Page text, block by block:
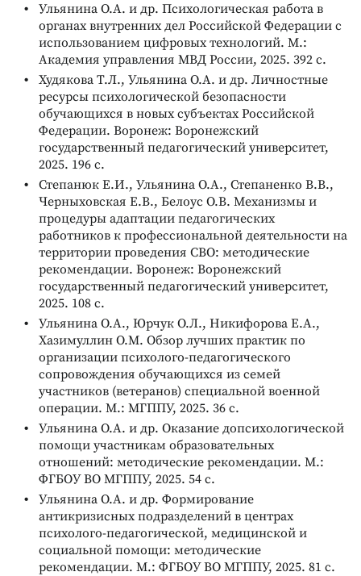
Ульянина О.А. и др. Психологическая работа в
органах внутренних дел Российской Федерации с
использованием цифровых технологий. М.:
Академия управления МВД России, 2025. 392 с.
Худякова Т.Л., Ульянина О.А. и др. Личностные
ресурсы психологической безопасности
обучающихся в новых субъектах Российской
Федерации. Воронеж: Воронежский
государственный педагогический университет,
2025. 196 с.
Степанюк Е.И., Ульянина О.А., Степаненко В.В.,
Черныховская Е.В., Белоус О.В. Механизмы и
процедуры адаптации педагогических
работников к профессиональной деятельности на
территории проведения СВО: методические
рекомендации. Воронеж: Воронежский
государственный педагогический университет,
2025. 108 с.
Ульянина О.А., Юрчук О.Л., Никифорова Е.А.,
Хазимуллин О.М. Обзор лучших практик по
организации психолого-педагогического
сопровождения обучающихся из семей
участников (ветеранов) специальной военной
операции. М.: МГППУ, 2025. 36 с.
Ульянина О.А. и др. Оказание допсихологической
помощи участникам образовательных
отношений: методические рекомендации. М.:
ФГБОУ ВО МГППУ, 2025. 54 с.
Ульянина О.А. и др. Формирование
антикризисных подразделений в центрах
психолого-педагогической, медицинской и
социальной помощи: методические
рекомендации. М.: ФГБОУ ВО МГППУ, 2025. 81 с.